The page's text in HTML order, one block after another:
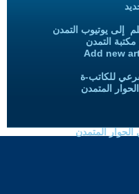
إلى يوتيوب التمدن
التمدن
Add new
للكاتب-ة
المتمدن
المتمدن